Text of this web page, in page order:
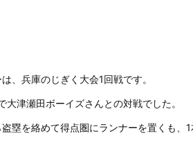
、兵庫のじぎく大会1回戦です。
大津瀬田ボーイズさんとの対戦でした。
塁を絡めて得点圏にランナーを置くも、